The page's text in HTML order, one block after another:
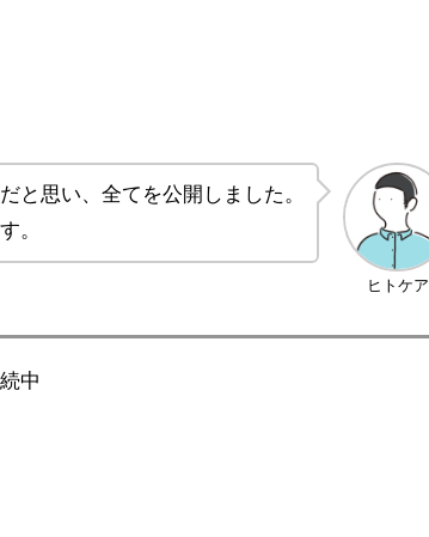
ヒトケア
と思い、全てを公開しました。
。
中